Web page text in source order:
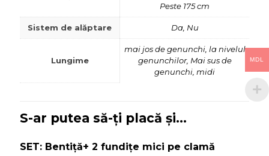
Peste 175 cm
Sistem de alăptare Da, Nu
Lungime
mai jos de genunchi, la nivelul
genunchilor, Mai sus de
genunchi, midi
S-ar putea să-ți placă și…
SET: Bentiță+ 2 fundițe mici pe clamă
MDL